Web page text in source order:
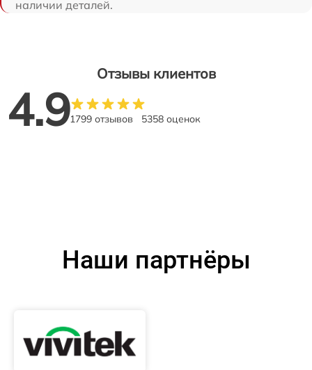
наличии деталей.
Отзывы клиентов
4.91799 отзывов 5358 оценок
Наши партнёры